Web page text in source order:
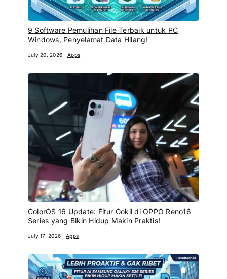
9 Software Pemulihan File Terbaik untuk PC
Windows, Penyelamat Data Hilang!
July 20, 2026 Apps
ColorOS 16 Update: Fitur Gokil di OPPO Reno16
Series yang Bikin Hidup Makin Praktis!
July 17, 2026 Apps